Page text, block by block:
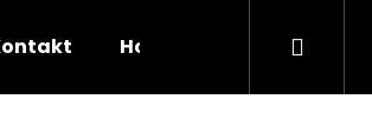
Hodnocení obchoduHledat